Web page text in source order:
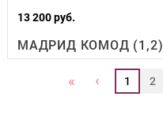
13 200 руб.
МАДРИД КОМОД (1,2)
« ‹ 1 2